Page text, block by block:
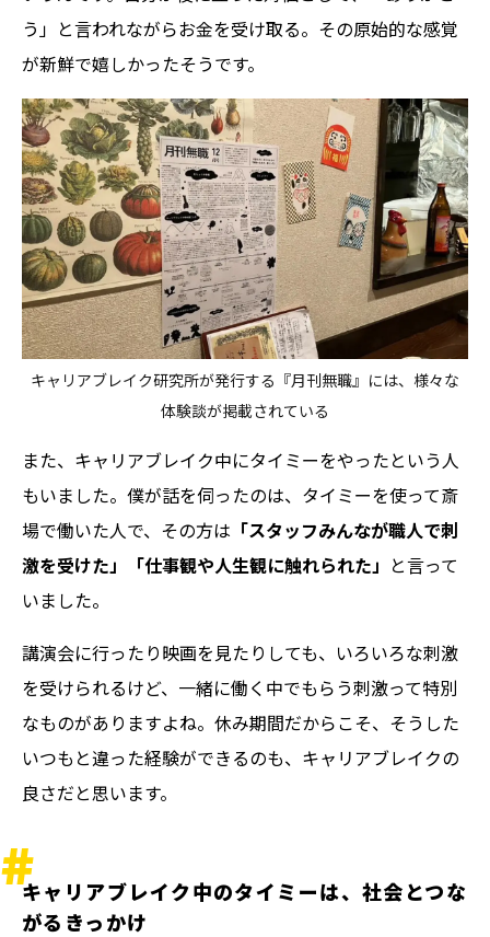
う」と言われながらお金を受け取る。その原始的な感覚
が新鮮で嬉しかったそうです。
キャリアブレイク研究所が発行する『月刊無職』には、様々な
体験談が掲載されている
また、キャリアブレイク中にタイミーをやったという人
もいました。僕が話を伺ったのは、タイミーを使って斎
場で働いた人で、その方は 「スタッフみんなが職人で刺
激を受けた」「仕事観や人生観に触れられた」 と言って
いました。
講演会に行ったり映画を見たりしても、いろいろな刺激
を受けられるけど、一緒に働く中でもらう刺激って特別
なものがありますよね。休み期間だからこそ、そうした
いつもと違った経験ができるのも、キャリアブレイクの
良さだと思います。
キャリアブレイク中のタイミーは、社会とつな
がるきっかけ